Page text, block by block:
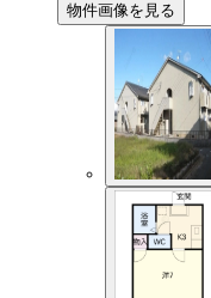
物件画像を見る